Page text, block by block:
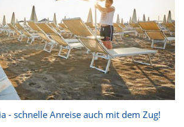
- schnelle Anreise auch mit dem Zug!